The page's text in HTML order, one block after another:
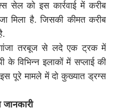
सेल को इस कार्रवाई में करीब
मिला है. जिसकी कीमत करीब
गांजा तरबूज से लदे एक ट्रक में
विभिन्न इलाकों में सप्लाई की
पूरे मामले में दो कुख्यात ड्रग्स